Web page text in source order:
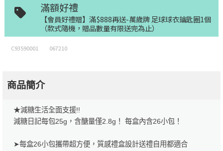
滿額好禮
【會員好禮贈】滿$888再送-萬歲牌 足球球衣鑰匙圈1個
（款式隨機，贈品數量有限送完為止）
C93590001 067210
商品簡介
★減糖生活全面支援!!
減糖日記每包25g，含醣量僅2.8g！ 每盒內含26小包！
➤每盒26小包攜帶超方便，質感禮盒設計送禮自用都適合